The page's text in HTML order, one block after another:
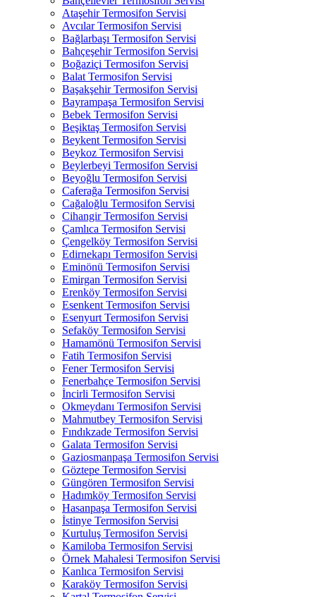
Ataşehir Termosifon Servisi
Avcılar Termosifon Servisi
Bağlarbaşı Termosifon Servisi
Bahçeşehir Termosifon Servisi
Boğaziçi Termosifon Servisi
Balat Termosifon Servisi
Başakşehir Termosifon Servisi
Bayrampaşa Termosifon Servisi
Bebek Termosifon Servisi
Beşiktaş Termosifon Servisi
Beykent Termosifon Servisi
Beykoz Termosifon Servisi
Beylerbeyi Termosifon Servisi
Beyoğlu Termosifon Servisi
Caferağa Termosifon Servisi
Cağaloğlu Termosifon Servisi
Cihangir Termosifon Servisi
Çamlıca Termosifon Servisi
Çengelköy Termosifon Servisi
Edirnekapı Termosifon Servisi
Eminönü Termosifon Servisi
Emirgan Termosifon Servisi
Erenköy Termosifon Servisi
Esenkent Termosifon Servisi
Esenyurt Termosifon Servisi
Sefaköy Termosifon Servisi
Hamamönü Termosifon Servisi
Fatih Termosifon Servisi
Fener Termosifon Servisi
Fenerbahçe Termosifon Servisi
İncirli Termosifon Servisi
Okmeydanı Termosifon Servisi
Mahmutbey Termosifon Servisi
Fındıkzade Termosifon Servisi
Galata Termosifon Servisi
Gaziosmanpaşa Termosifon Servisi
Göztepe Termosifon Servisi
Güngören Termosifon Servisi
Hadımköy Termosifon Servisi
Hasanpaşa Termosifon Servisi
İstinye Termosifon Servisi
Kurtuluş Termosifon Servisi
Kamiloba Termosifon Servisi
Örnek Mahalesi Termosifon Servisi
Kanlıca Termosifon Servisi
Karaköy Termosifon Servisi